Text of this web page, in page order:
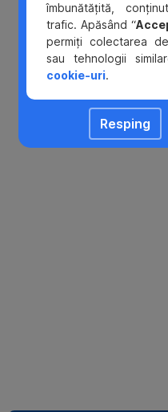
îmbunătățită,
trafic. Apăsând “
permiți colectarea
sau tehnologii
cookie-uri.
Resping